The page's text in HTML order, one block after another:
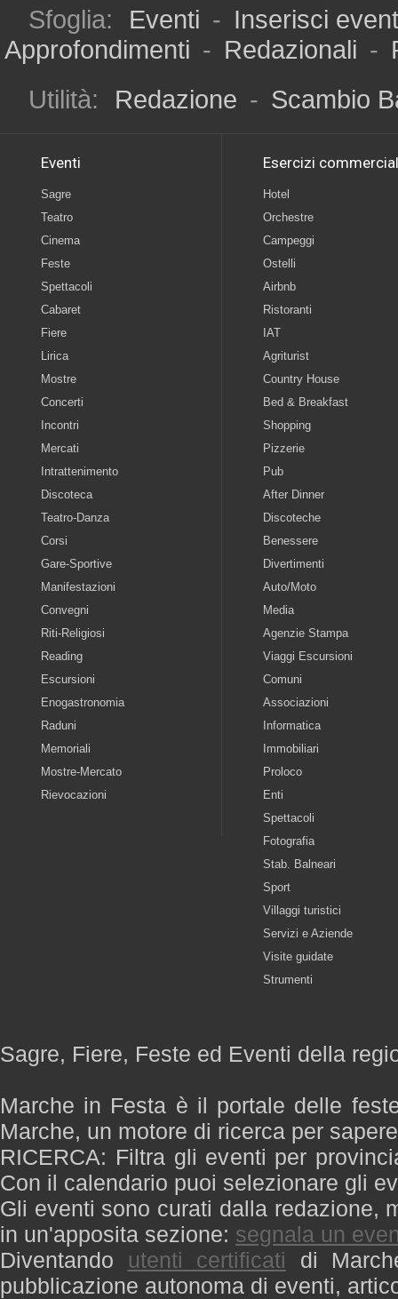
Sfoglia: Eventi - Inserisci
Approfondimenti - Redazionali -
Utilità:
Redazione - Scambio
Eventi
Sagre
Teatro
Cinema
Feste
Spettacoli
Cabaret
Fiere
Lirica
Mostre
Concerti
Incontri
Mercati
Intrattenimento
Discoteca
Teatro-Danza
Corsi
Gare-Sportive
Manifestazioni
Convegni
Riti-Religiosi
Reading
Escursioni
Enogastronomia
Raduni
Memoriali
Mostre-Mercato
Rievocazioni
Esercizi
Hotel
Orchestre
Campeggi
Ostelli
Airbnb
Ristoranti
IAT
Agriturist
Country House
Bed & Breakfast
Shopping
Pizzerie
Pub
After Dinner
Discoteche
Benessere
Divertimenti
Auto/Moto
Media
Agenzie Stampa
Viaggi Escursioni
Comuni
Associazioni
Informatica
Immobiliari
Proloco
Enti
Spettacoli
Fotografia
Stab. Balneari
Sport
Villaggi turistici
Servizi e Aziende
Visite guidate
Strumenti
Sagre, Fiere, Feste ed Eventi della
Marche in Festa è il portale delle
Marche, un motore di ricerca per
RICERCA: Filtra gli eventi per
Con il calendario puoi selezionare gli
Gli eventi sono curati dalla redazione,
in un'apposita sezione: segnala un
Diventando utenti certificati di
pubblicazione autonoma di eventi,